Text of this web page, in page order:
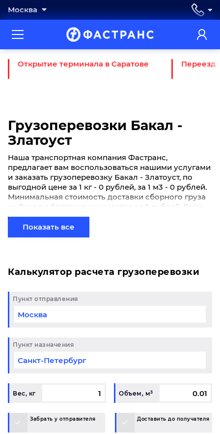
Москва
Открытие терминала в Саратове Переезд
Грузоперевозки Бакал -
Златоуст
Наша транспортная компания Фастранс,
предлагает вам воспользоваться нашими услугами
и заказать грузоперевозку Бакал - Златоуст, по
выгодной цене за 1 кг - 0 рублей, за 1 м3 - 0 рублей.
Минимальная стоимость доставки сборного груза
из Бакал в Златоуст начинается от 0 рублей. Если
вы хотите отправить свой груз сборной партией по
готовому маршруту в Златоуст и у вас возникли
вопросы, свяжитесь с нашим специалистом на
Показать все
Калькулятор расчета грузоперевозки
Пункт отправления
Пункт назначения
Вес, кг Объем, м³
Забрать у отправителя Доставить до получателя